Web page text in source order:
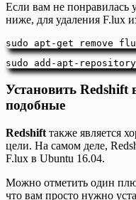
Если вам не понравилась
ниже, для удаления F.lux
sudo apt-get remove
sudo add-apt-
Установить
подобные
Redshift также является
цели. На самом деле,
F.lux в Ubuntu 16.04.
Можно отметить один
что вам просто нужно